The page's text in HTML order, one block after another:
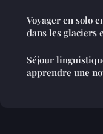
Voyager en solo
dans les glaciers
Séjour
apprendre une